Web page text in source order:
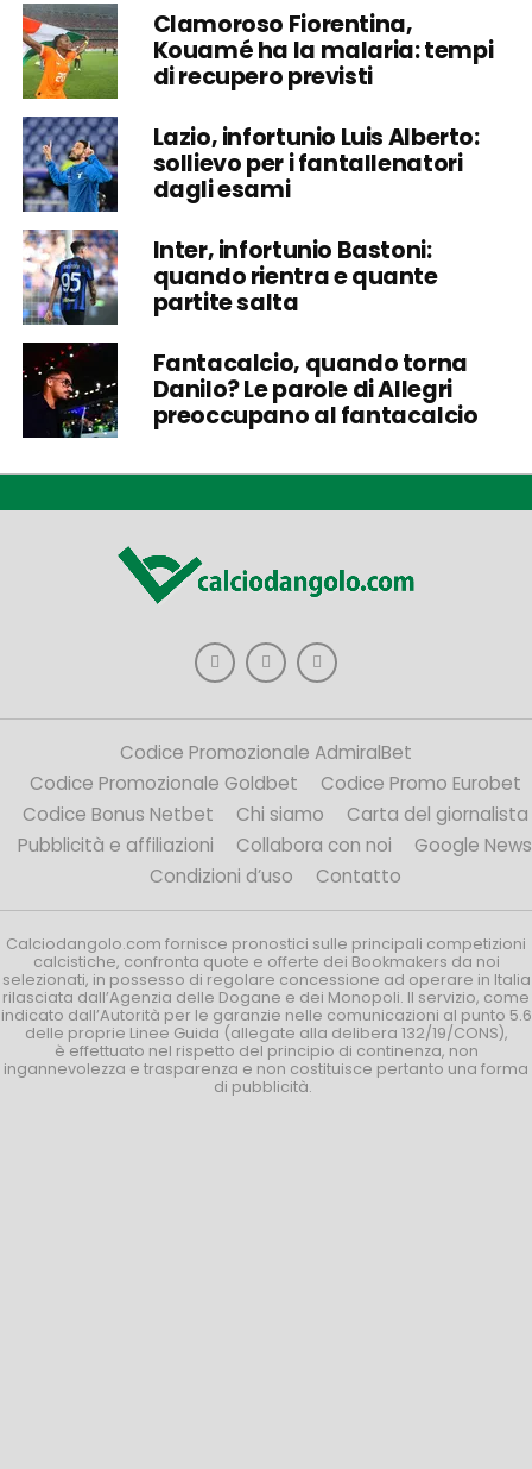
Clamoroso Fiorentina,
Kouamé ha la malaria: tempi
di recupero previsti
Lazio, infortunio Luis Alberto:
sollievo per i fantallenatori
dagli esami
Inter, infortunio Bastoni:
quando rientra e quante
partite salta
Fantacalcio, quando torna
Danilo? Le parole di Allegri
preoccupano al fantacalcio
Codice Promozionale AdmiralBet
Codice Promozionale Goldbet
Codice Promo Eurobet
Codice Bonus Netbet
Chi siamo
Carta del giornalista
Pubblicità e affiliazioni
Collabora con noi
Google News
Condizioni d’uso
Contatto
Calciodangolo.com fornisce pronostici sulle principali competizioni
calcistiche, confronta quote e offerte dei Bookmakers da noi
selezionati, in possesso di regolare concessione ad operare in Italia
rilasciata dall’Agenzia delle Dogane e dei Monopoli. Il servizio, come
indicato dall’Autorità per le garanzie nelle comunicazioni al punto 5.6
delle proprie Linee Guida (allegate alla delibera 132/19/CONS),
è effettuato nel rispetto del principio di continenza, non
ingannevolezza e trasparenza e non costituisce pertanto una forma
di pubblicità.